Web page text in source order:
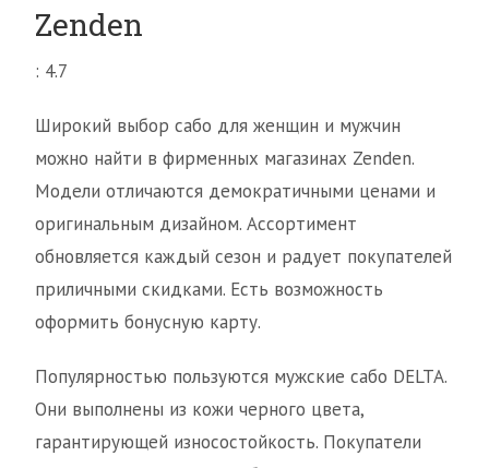
Zenden
: 4.7
Широкий выбор сабо для женщин и мужчин
можно найти в фирменных магазинах Zenden.
Модели отличаются демократичными ценами и
оригинальным дизайном. Ассортимент
обновляется каждый сезон и радует покупателей
приличными скидками. Есть возможность
оформить бонусную карту.
Популярностью пользуются мужские сабо DELTA.
Они выполнены из кожи черного цвета,
гарантирующей износостойкость. Покупатели